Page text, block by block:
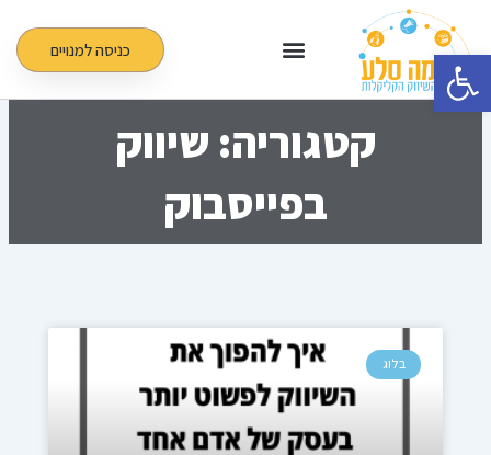
פתח סרגל נגישות
לתוכן
כניסה למנויים
קטגוריה: שיווק
בפייסבוק
בלוג
עמודעמודעמודעמודעמוד